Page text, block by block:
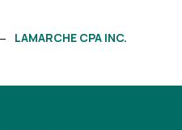
LAMARCHE CPA INC.